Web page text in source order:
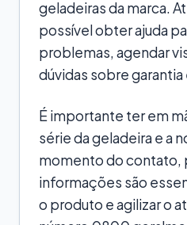
geladeiras da marca.
possível obter ajuda
problemas, agendar
dúvidas sobre garantia
É importante ter em
série da geladeira e a
momento do contato,
informações são
o produto e agilizar o